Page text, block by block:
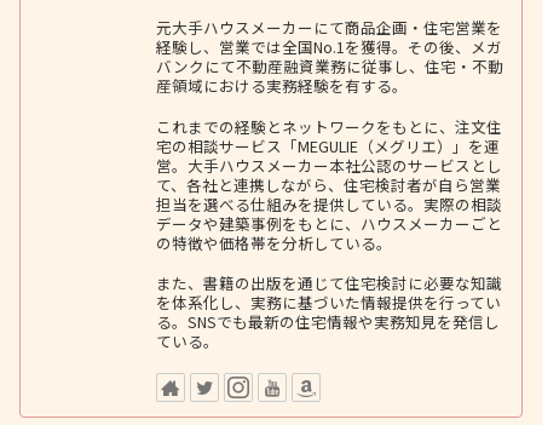
元大手ハウスメーカーにて商品企画・住宅営業を
経験し、営業では全国No.1を獲得。その後、メガ
バンクにて不動産融資業務に従事し、住宅・不動
産領域における実務経験を有する。
これまでの経験とネットワークをもとに、注文住
宅の相談サービス「MEGULIE（メグリエ）」を運
営。大手ハウスメーカー本社公認のサービスとし
て、各社と連携しながら、住宅検討者が自ら営業
担当を選べる仕組みを提供している。実際の相談
データや建築事例をもとに、ハウスメーカーごと
の特徴や価格帯を分析している。
また、書籍の出版を通じて住宅検討に必要な知識
を体系化し、実務に基づいた情報提供を行ってい
る。SNSでも最新の住宅情報や実務知見を発信し
ている。